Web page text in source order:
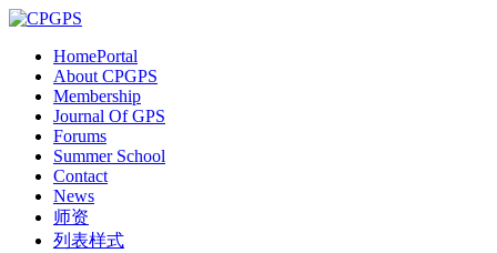
HomePortal
About CPGPS
Membership
Journal Of GPS
Forums
Summer School
Contact
News
师资
列表样式